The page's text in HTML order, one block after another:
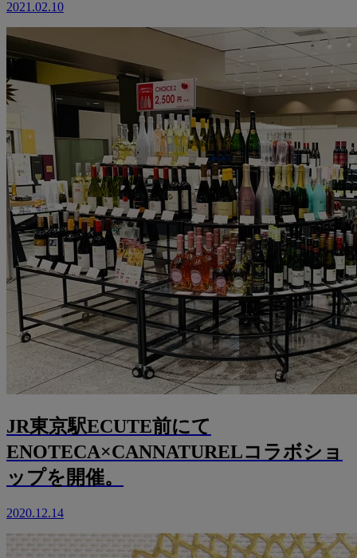
2021.02.10
JR東京駅ECUTE前にて
ENOTECA×CANNATURELコラボショ
ップを開催。
2020.12.14